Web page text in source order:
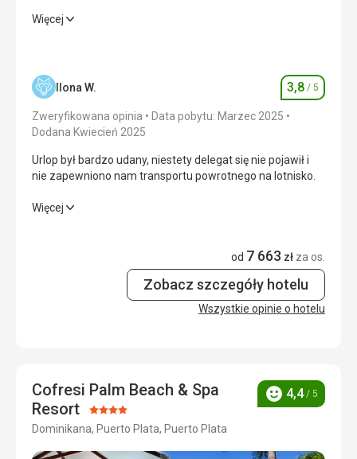
Bardzo udany wyjazd. Hotel godny polecenia.
Zakwaterowanie 5,0/ 5
Okolica
Cena 5,0/ 5
Bardzo smaczne, urozmaicone jedzenie. Dużo ryb i
Więcej
Ilona W. Ocena
3,8 / 5
Zweryfikowana opinia
Data pobytu: Marzec 2025
Dodana Kwiecień 2025
Urlop był bardzo udany, niestety delegat się nie pojawił i
nie zapewniono nam transportu powrotnego na lotnisko.
Urlop był bardzo udany, niestety delegat się nie pojawił i
4,0 / 5
3,0
Cena 4,0/ 5
Plaża
Więcej
od 7 663 zł za os.
Zobacz szczegóły hotelu
Wszystkie opinie o hotelu
Cofresi Palm Beach & Spa
Resort Ocena:
4/5
Dominikana, Puerto Plata, Puerto Plata
Ocena
4,4/ 5